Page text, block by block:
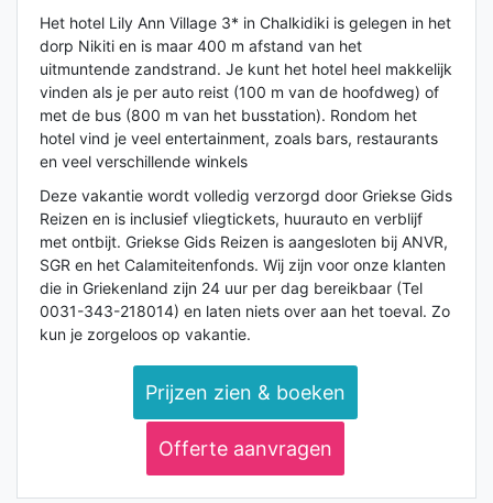
Het hotel Lily Ann Village 3* in Chalkidiki is gelegen in het
dorp Nikiti en is maar 400 m afstand van het
uitmuntende zandstrand. Je kunt het hotel heel makkelijk
vinden als je per auto reist (100 m van de hoofdweg) of
met de bus (800 m van het busstation). Rondom het
hotel vind je veel entertainment, zoals bars, restaurants
en veel verschillende winkels
Deze vakantie wordt volledig verzorgd door Griekse Gids
Reizen en is inclusief vliegtickets, huurauto en verblijf
met ontbijt. Griekse Gids Reizen is aangesloten bij ANVR,
SGR en het Calamiteitenfonds. Wij zijn voor onze klanten
die in Griekenland zijn 24 uur per dag bereikbaar (Tel
0031-343-218014) en laten niets over aan het toeval. Zo
kun je zorgeloos op vakantie.
Prijzen zien & boeken
Offerte aanvragen